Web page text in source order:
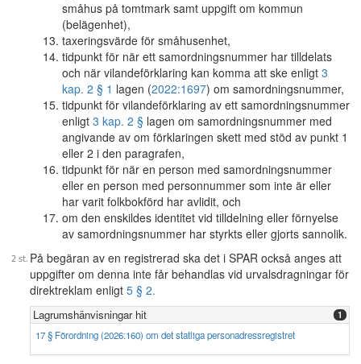
småhus på tomtmark samt uppgift om kommun
(belägenhet),
taxeringsvärde för småhusenhet,
tidpunkt för när ett samordningsnummer har tilldelats
och när vilandeförklaring kan komma att ske enligt 3
kap. 2 § 1 lagen (2022:1697) om samordningsnummer,
tidpunkt för vilandeförklaring av ett samordningsnummer
enligt 3 kap. 2 § lagen om samordningsnummer med
angivande av om förklaringen skett med stöd av punkt 1
eller 2 i den paragrafen,
tidpunkt för när en person med samordningsnummer
eller en person med personnummer som inte är eller
har varit folkbokförd har avlidit, och
om den enskildes identitet vid tilldelning eller förnyelse
av samordningsnummer har styrkts eller gjorts sannolik.
På begäran av en registrerad ska det i SPAR också anges att
uppgifter om denna inte får behandlas vid urvalsdragningar för
direktreklam enligt 5 § 2.
Lagrumshänvisningar hit 1
17 § Förordning (2026:160) om det statliga personadressregistret